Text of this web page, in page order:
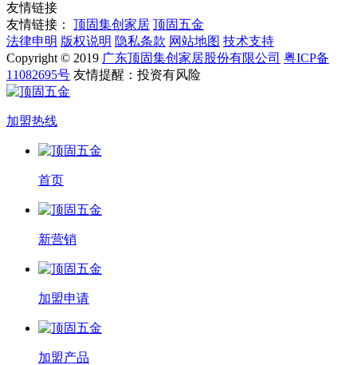
友情链接
友情链接：
顶固集创家居 顶固五金
法律申明 版权说明 隐私条款 网站地图 技术支持
Copyright © 2019 广东顶固集创家居股份有限公司 粤ICP备
11082695号 友情提醒：投资有风险
加盟热线
首页
新营销
加盟申请
加盟产品